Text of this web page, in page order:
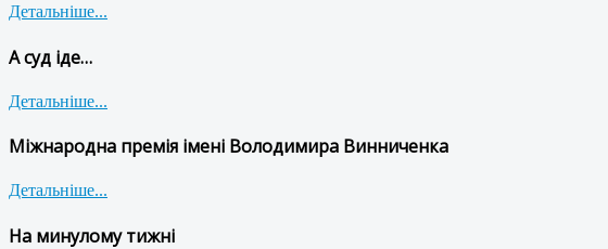
Детальніше...
А суд іде…
Детальніше...
Міжнародна премія імені Володимира Винниченка
Детальніше...
На минулому тижні